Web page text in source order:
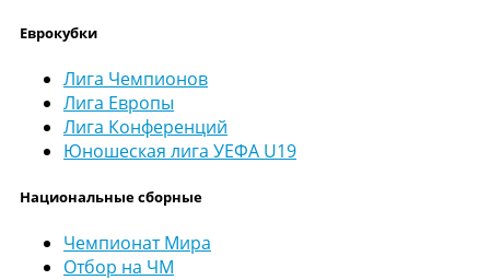
Еврокубки
Лига Чемпионов
Лига Европы
Лига Конференций
Юношеская лига УЕФА U19
Национальные сборные
Чемпионат Мира
Отбор на ЧМ